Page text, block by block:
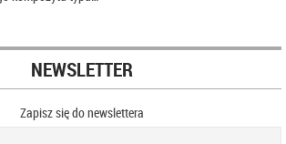
NEWSLETTER
Zapisz się do newslettera